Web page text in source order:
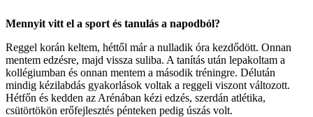
Mennyit vitt el a sport és tanulás a napodból?
Reggel korán keltem, héttől már a nulladik óra kezdődött. Onnan
mentem edzésre, majd vissza suliba. A tanítás után lepakoltam a
kollégiumban és onnan mentem a második tréningre. Délután
mindig kézilabdás gyakorlások voltak a reggeli viszont változott.
Hétfőn és kedden az Arénában kézi edzés, szerdán atlétika,
csütörtökön erőfejlesztés pénteken pedig úszás volt.